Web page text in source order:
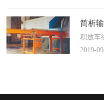
大多数
合了不
终将影
简析
积放车
作的区
2019-